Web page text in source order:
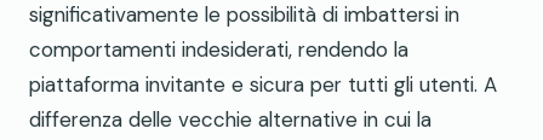
significativamente le possibilità di imbattersi in
comportamenti indesiderati, rendendo la
piattaforma invitante e sicura per tutti gli utenti. A
differenza delle vecchie alternative in cui la